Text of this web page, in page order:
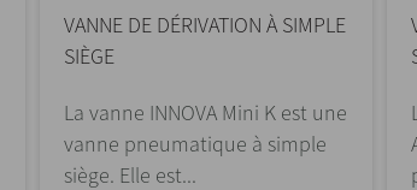
VANNE DE DÉRIVATION À SIMPLE
SIÈGE
La vanne INNOVA Mini K est une
vanne pneumatique à simple
siège. Elle est...